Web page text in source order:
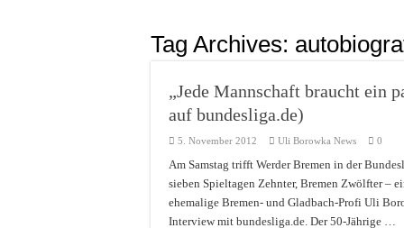
Tag Archives:
„Jede Mannschaft braucht ein
auf bundesliga.de)
5. November 2012 Uli Borowka News 0
Am Samstag trifft Werder Bremen in der
sieben Spieltagen Zehnter, Bremen Zwölfter –
ehemalige Bremen- und Gladbach-Profi Uli
Interview mit bundesliga.de. Der 50-Jährige …